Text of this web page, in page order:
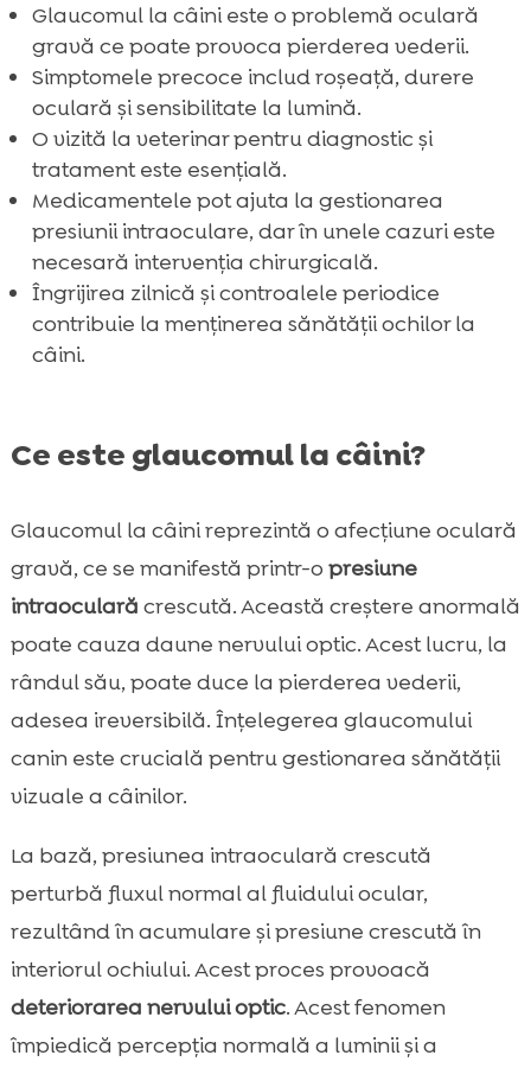
periodice
 Impactul glaucomului asupra calității vieții
câinelui
Concluzie
FAQ
Glaucomul la câini este o problemă oculară
gravă ce poate provoca pierderea vederii.
Simptomele precoce includ roșeață, durere
oculară și sensibilitate la lumină.
O vizită la veterinar pentru diagnostic și
tratament este esențială.
Medicamentele pot ajuta la gestionarea
presiunii intraoculare, dar în unele cazuri este
necesară intervenția chirurgicală.
Îngrijirea zilnică și controalele periodice
contribuie la menținerea sănătății ochilor la
câini.
Ce este glaucomul la câini?
Glaucomul la câini reprezintă o afecțiune oculară
gravă, ce se manifestă printr-o presiune
intraoculară crescută. Această creștere anormală
poate cauza daune nervului optic. Acest lucru, la
rândul său, poate duce la pierderea vederii,
adesea ireversibilă. Înțelegerea glaucomului
canin este crucială pentru gestionarea sănătății
vizuale a câinilor.
La bază, presiunea intraoculară crescută
perturbă fluxul normal al fluidului ocular,
rezultând în acumulare și presiune crescută în
interiorul ochiului. Acest proces provoacă
deteriorarea nervului optic. Acest fenomen
împiedică percepția normală a luminii și a